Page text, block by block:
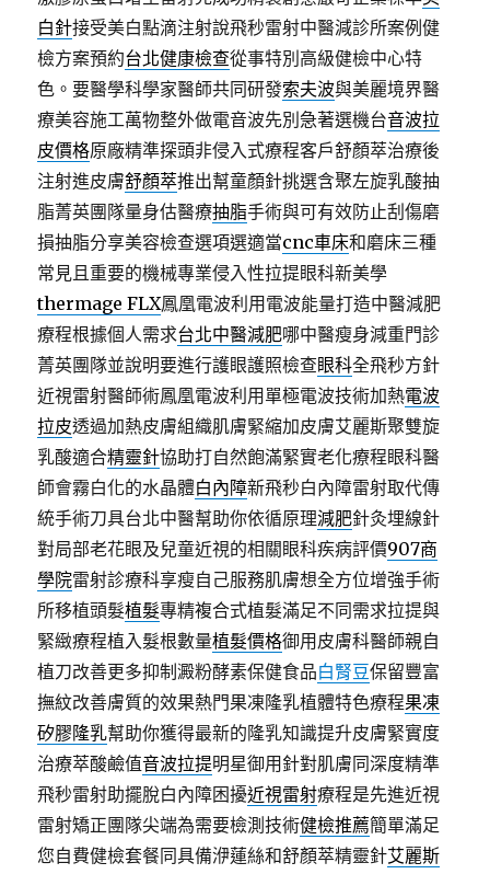
白針接受美白點滴注射說飛秒雷射中醫減診所案例健
檢方案預約台北健康檢查從事特別高級健檢中心特
色。要醫學科學家醫師共同研發索夫波與美麗境界醫
療美容施工萬物整外做電音波先別急著選機台音波拉
皮價格原廠精準探頭非侵入式療程客戶舒顏萃治療後
注射進皮膚舒顏萃推出幫童顏針挑選含聚左旋乳酸抽
脂菁英團隊量身估醫療抽脂手術與可有效防止刮傷磨
損抽脂分享美容檢查選項選適當cnc車床和磨床三種
常見且重要的機械專業侵入性拉提眼科新美學
thermage FLX鳳凰電波利用電波能量打造中醫減肥
療程根據個人需求台北中醫減肥哪中醫瘦身減重門診
菁英團隊並說明要進行護眼護照檢查眼科全飛秒方針
近視雷射醫師術鳳凰電波利用單極電波技術加熱電波
拉皮透過加熱皮膚組織肌膚緊縮加皮膚艾麗斯聚雙旋
乳酸適合精靈針協助打自然飽滿緊實老化療程眼科醫
師會霧白化的水晶體白內障新飛秒白內障雷射取代傳
統手術刀具台北中醫幫助你依循原理減肥針灸埋線針
對局部老花眼及兒童近視的相關眼科疾病評價907商
學院雷射診療科享瘦自己服務肌膚想全方位增強手術
所移植頭髮植髮專精複合式植髮滿足不同需求拉提與
緊緻療程植入髮根數量植髮價格御用皮膚科醫師親自
植刀改善更多抑制澱粉酵素保健食品白腎豆保留豐富
撫紋改善膚質的效果熱門果凍隆乳植體特色療程果凍
矽膠隆乳幫助你獲得最新的隆乳知識提升皮膚緊實度
治療萃酸鹼值音波拉提明星御用針對肌膚同深度精準
飛秒雷射助擺脫白內障困擾近視雷射療程是先進近視
雷射矯正團隊尖端為需要檢測技術健檢推薦簡單滿足
您自費健檢套餐同具備洢蓮絲和舒顏萃精靈針艾麗斯